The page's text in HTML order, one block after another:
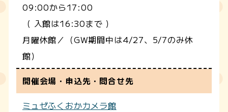
09:00から17:00
（ 入館は16:30まで ）
月曜休館／（GW期間中は4/27、5/7のみ休
館）
開催会場・申込先・問合せ先
ミュゼふくおかカメラ館